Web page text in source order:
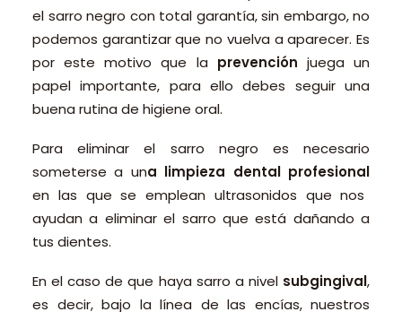
el sarro negro con total garantía, sin embargo, no
podemos garantizar que no vuelva a aparecer. Es
por este motivo que la prevención juega un
papel importante, para ello debes seguir una
buena rutina de higiene oral.
Para eliminar el sarro negro es necesario
someterse a una limpieza dental profesional
en las que se emplean ultrasonidos que nos
ayudan a eliminar el sarro que está dañando a
tus dientes.
En el caso de que haya sarro a nivel subgingival,
es decir, bajo la línea de las encías, nuestros